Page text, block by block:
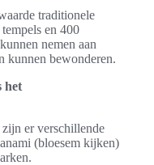
traditionele
en 400
nemen aan
kunnen bewonderen.
het
zijn er verschillende
(bloesem kijken)